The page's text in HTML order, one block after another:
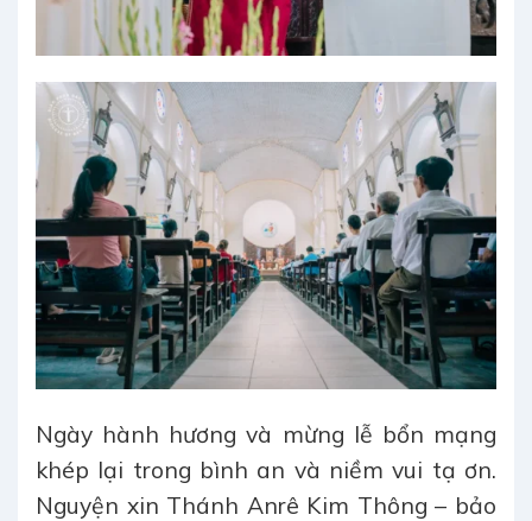
Ngày hành hương và mừng lễ bổn mạng
khép lại trong bình an và niềm vui tạ ơn.
Nguyện xin Thánh Anrê Kim Thông – bảo